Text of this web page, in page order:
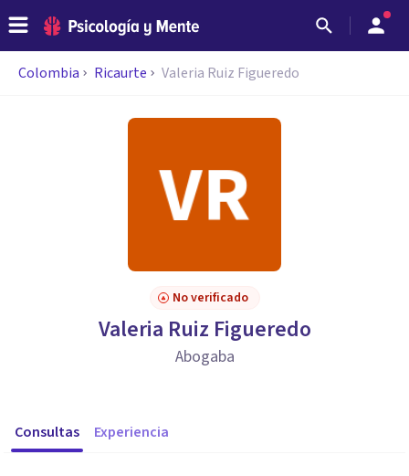
Colombia Ricaurte Valeria Ruiz Figueredo
No verificado
Valeria Ruiz Figueredo
Abogaba
Consultas Experiencia